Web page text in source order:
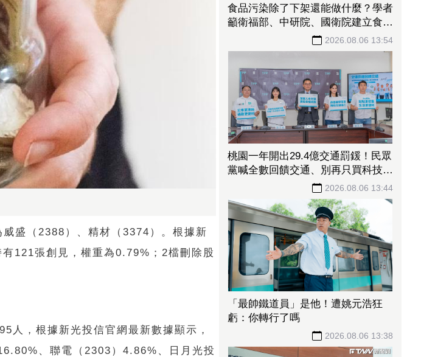
盛（2388）、精材（3374）。根據新
121張創見，權重為0.79%；2檔刪除股
人，根據新光投信官網最新數據顯示，
、聯電（2303）4.86%、日月光投
食品污染除了下架還能做什麼？學者
籲衛福部、中研院、國衛院建立食安
2026.08.06 13:54
桃園一年開出29.4億交通罰鍰！民眾
黨喊全數回饋交通、別再只買科技執
2026.08.06 13:44
「最帥鐵道員」是他！遭姚元浩狂
虧：你轉行了嗎
2026.08.06 13:38